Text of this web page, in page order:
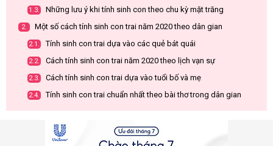
1.3. Những lưu ý khi tính sinh con theo chu kỳ mặt trăng
2. Một số cách tính sinh con trai năm 2020 theo dân gian
2.1. Tính sinh con trai dựa vào các quẻ bát quái
2.2. Cách tính sinh con trai năm 2020 theo lịch vạn sự
2.3. Cách tính sinh con trai dựa vào tuổi bố và mẹ
2.4. Tính sinh con trai chuẩn nhất theo bài thơ trong dân gian